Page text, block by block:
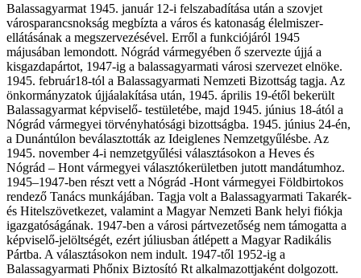
Balassagyarmat 1945. január 12-i felszabadítása után a szovjet
városparancsnokság megbízta a város és katonaság élelmiszer-
ellátásának a megszervezésével. Erről a funkciójáról 1945
májusában lemondott. Nógrád vármegyében ő szervezte újjá a
kisgazdapártot, 1947-ig a balassagyarmati városi szervezet elnöke.
1945. február18-tól a Balassagyarmati Nemzeti Bizottság tagja. Az
önkormányzatok újjáalakítása után, 1945. április 19-étől bekerült
Balassagyarmat képviselő- testületébe, majd 1945. június 18-ától a
Nógrád vármegyei törvényhatósági bizottságba. 1945. június 24-én,
a Dunántúlon beválasztották az Ideiglenes Nemzetgyűlésbe. Az
1945. november 4-i nemzetgyűlési választásokon a Heves és
Nógrád – Hont vármegyei választókerületben jutott mandátumhoz.
1945–1947-ben részt vett a Nógrád -Hont vármegyei Földbirtokos
rendező Tanács munkájában. Tagja volt a Balassagyarmati Takarék-
és Hitelszövetkezet, valamint a Magyar Nemzeti Bank helyi fiókja
igazgatóságának. 1947-ben a városi pártvezetőség nem támogatta a
képviselő-jelöltségét, ezért júliusban átlépett a Magyar Radikális
Pártba. A választásokon nem indult. 1947-től 1952-ig a
Balassagyarmati Phőnix Biztosító Rt alkalmazottjaként dolgozott.